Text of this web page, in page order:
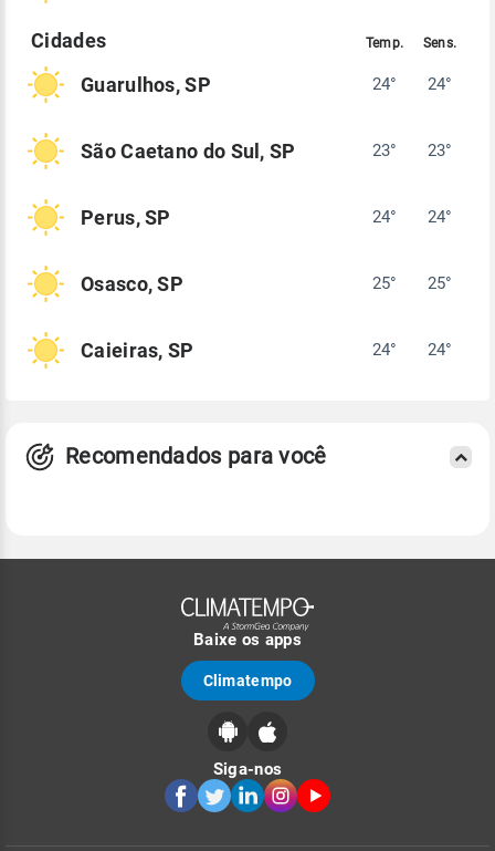
Guarulhos, SP 24° 24°
São Caetano do Sul, SP 23° 23°
Perus, SP 24° 24°
Osasco, SP 25° 25°
Caieiras, SP 24° 24°
Recomendados para você
Baixe os apps
Climatempo
Siga-nos